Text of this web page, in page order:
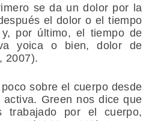
se da un dolor por la
el dolor o el tiempo
por último, el tiempo de
yoica o bien, dolor de
2007).
sobre el cuerpo desde
activa. Green nos dice que
trabajado por el cuerpo,